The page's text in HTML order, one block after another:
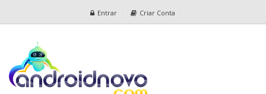
Entrar Criar Conta